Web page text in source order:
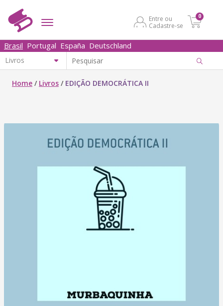
Entre ou
Cadastre-se
0
Brasil Portugal España Deutschland
Home / Livros / EDIÇÃO DEMOCRÁTICA II